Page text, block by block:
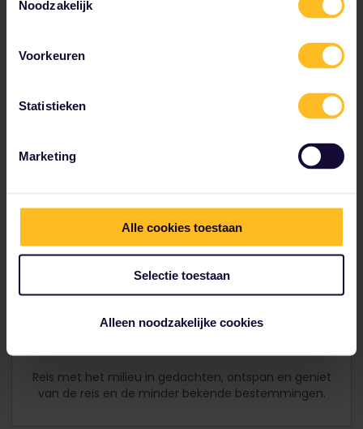
Noodzakelijk
Voorkeuren
Statistieken
Marketing
Alle cookies toestaan
Selectie toestaan
Alleen noodzakelijke cookies
Uitgebreid Europees netwerk
Verken meer dan 40.000 bestemmingen in 33 landen
jou gekozen bestemming.
Reis met het milieu in gedachten, ontspan en geniet
van de reis en de minder bekende bestemmingen.